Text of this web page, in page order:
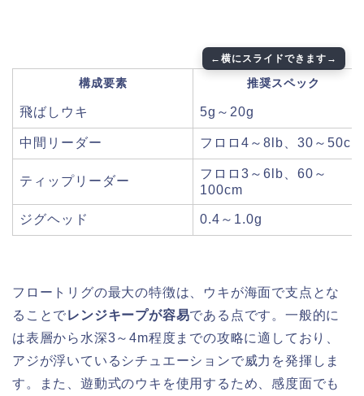
構成要素 推奨スペック
飛ばしウキ 5g～20g
中間リーダー フロロ4～8lb、30～50cm
ティップリーダー
フロロ3～6lb、60～
100cm
ジグヘッド 0.4～1.0g
フロートリグの最大の特徴は、ウキが海面で支点とな
ることでレンジキープが容易である点です。一般的に
は表層から水深3～4m程度までの攻略に適しており、
アジが浮いているシチュエーションで威力を発揮しま
す。また、遊動式のウキを使用するため、感度面でも